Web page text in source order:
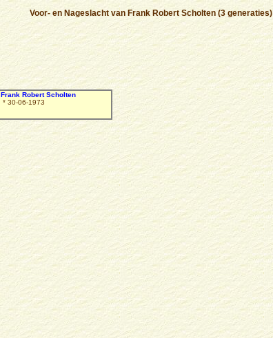
Voor- en Nageslacht van Frank Robert Scholten (3 generaties)
Frank Robert Scholten
* 30-06-1973